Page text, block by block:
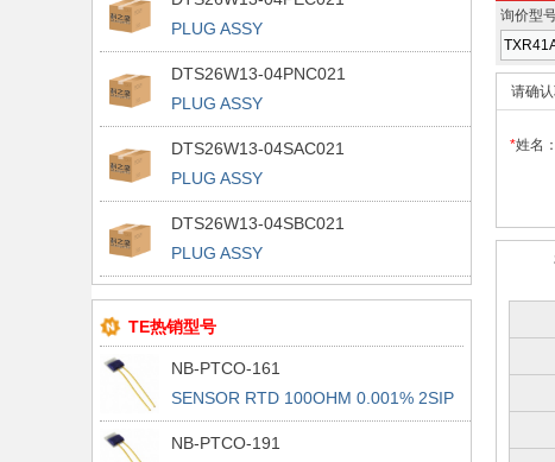
PLUG ASSY
DTS26W13-04PNC021
PLUG ASSY
DTS26W13-04SAC021
PLUG ASSY
DTS26W13-04SBC021
PLUG ASSY
TE热销型号
NB-PTCO-161
SENSOR RTD 100OHM 0.001% 2SIP
NB-PTCO-191
询价型
请确
*姓名：